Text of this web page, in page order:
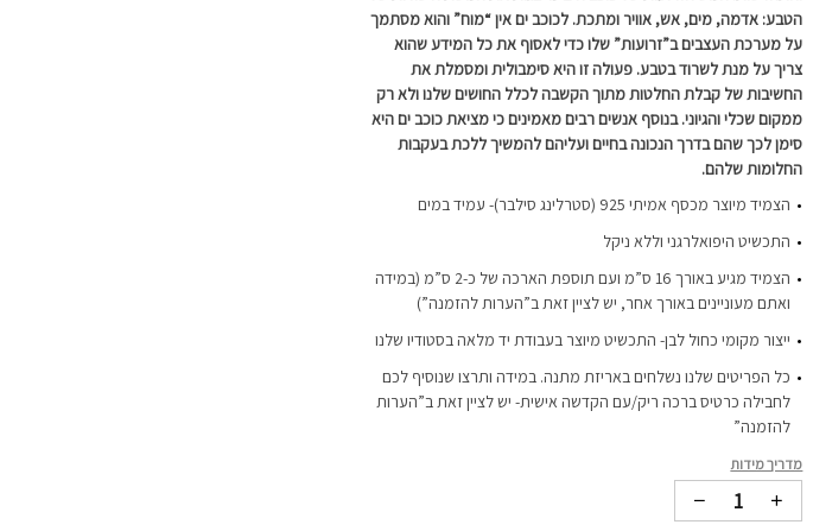
הטבע: אדמה, מים, אש, אוויר ומתכת. לכוכב ים אין “מוח” והוא מסתמך
על מערכת העצבים ב”זרועות” שלו כדי לאסוף את כל המידע שהוא
צריך על מנת לשרוד בטבע. פעולה זו היא סימבולית ומסמלת את
החשיבות של קבלת החלטות מתוך הקשבה לכלל החושים שלנו ולא רק
ממקום שכלי והגיוני. בנוסף אנשים רבים מאמינים כי מציאת כוכב ים היא
סימן לכך שהם בדרך הנכונה בחיים ועליהם להמשיך ללכת בעקבות
החלומות שלהם.
הצמיד מיוצר מכסף אמיתי 925 (סטרלינג סילבר)- עמיד במים
התכשיט היפואלרגני וללא ניקל
הצמיד מגיע באורך 16 ס”מ ועם תוספת הארכה של כ-2 ס”מ (במידה
ואתם מעוניינים באורך אחר, יש לציין זאת ב”הערות להזמנה”)
ייצור מקומי כחול לבן- התכשיט מיוצר בעבודת יד מלאה בסטודיו שלנו
כל הפריטים שלנו נשלחים באריזת מתנה. במידה ותרצו שנוסיף לכם
לחבילה כרטיס ברכה ריק/עם הקדשה אישית- יש לציין זאת ב”הערות
להזמנה”
מדריך מידות